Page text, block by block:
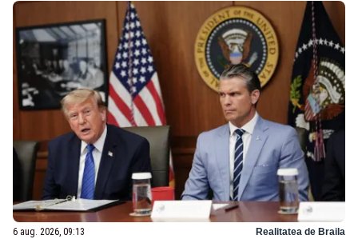
6 aug. 2026, 09:13 Realitatea de Braila